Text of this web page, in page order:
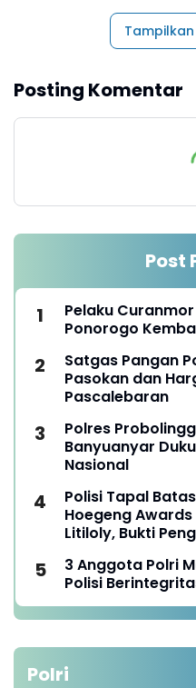
Posting Komentar
Post
Pelaku
Ponorogo
Satgas Pangan
Pasokan dan
Pascalebaran
Polres
Banyuanyar
Nasional
Polisi Tapal
Hoegeng
Litiloly, Bukti
3 Anggota Polri
Polisi
Polri